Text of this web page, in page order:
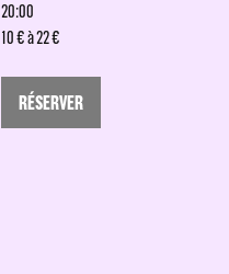
20:00
10 € à 22 €
RÉSERVER